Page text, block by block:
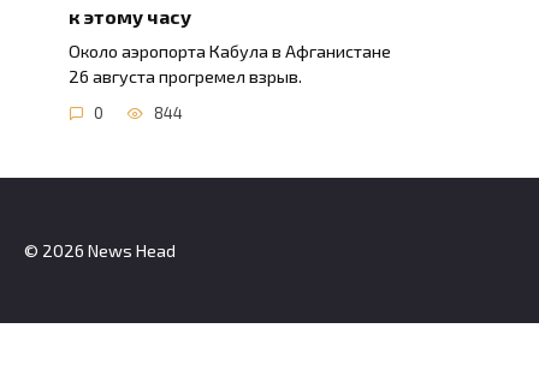
к этому часу
Около аэропорта Кабула в Афганистане
26 августа прогремел взрыв.
0 844
© 2026 News Head